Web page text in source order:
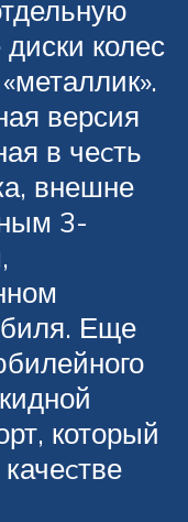
колес
версия
в чеcть
внешне
3-
Еще
который